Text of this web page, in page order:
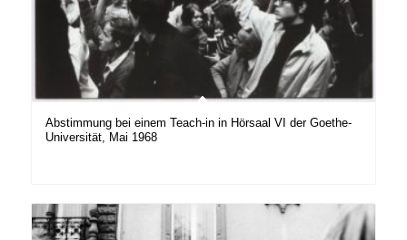
Abstimmung bei einem Teach-in in Hörsaal VI der Goethe-
Universität, Mai 1968